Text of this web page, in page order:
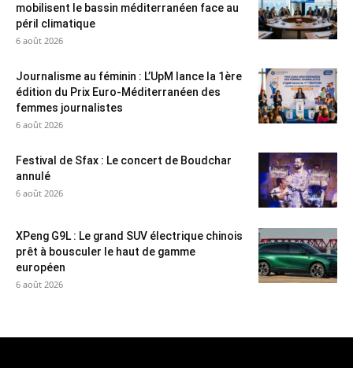
mobilisent le bassin méditerranéen face au
péril climatique
6 août 2026
Journalisme au féminin : L’UpM lance la 1ère
édition du Prix Euro-Méditerranéen des
femmes journalistes
6 août 2026
Festival de Sfax : Le concert de Boudchar
annulé
6 août 2026
XPeng G9L : Le grand SUV électrique chinois
prêt à bousculer le haut de gamme
européen
6 août 2026